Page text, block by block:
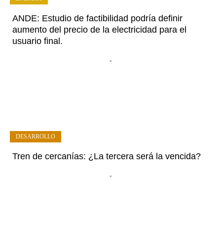
ANDE: Estudio de factibilidad podría definir
aumento del precio de la electricidad para el
usuario final.
•
Tren de cercanías: ¿La tercera será la vencida?
•
DESARROLLO